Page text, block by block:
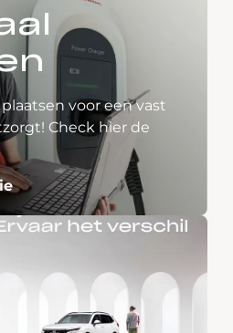
voor een vast
Check hier de